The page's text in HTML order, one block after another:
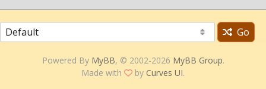
Go
Powered By MyBB, © 2002-2026 MyBB Group.
Made with
by Curves UI.